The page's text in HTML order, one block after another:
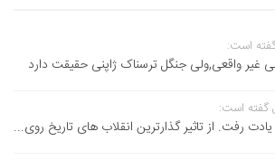
است:
غیر واقعی,ولی جنگل ترسناک ژاپنی حقیقت دارد
گفته است:
یادت رفت. از تاثیر گذارترین انقلاب های تاریخ روی...